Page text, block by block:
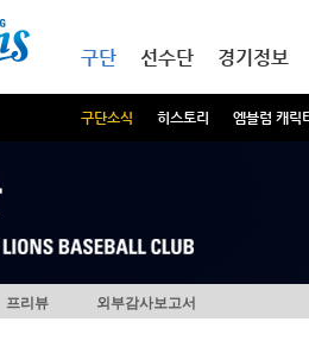
구단
구단소식 히스토리 엠블럼 캐릭
선수단 경기정보
프리뷰 외부감사보고서